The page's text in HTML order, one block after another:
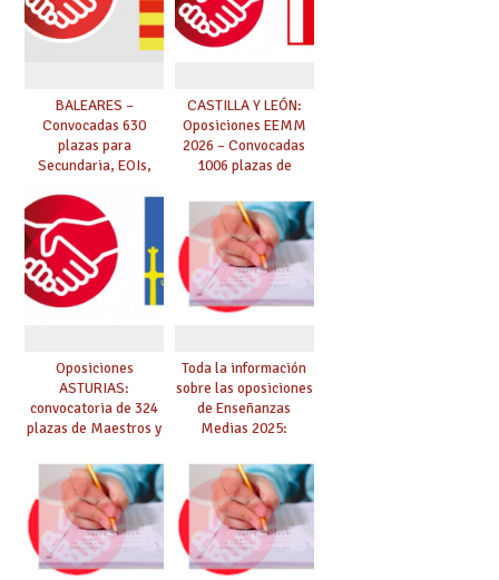
BALEARES –
Convocadas 630
plazas para
Secundaria, EOIs,
Conservatorios y FP
CASTILLA Y LEÓN:
Oposiciones EEMM
2026 – Convocadas
1006 plazas de
Conservatorios
(solicitudes del 15 de
enero al 4 de febrero)
Oposiciones
ASTURIAS:
convocatoria de 324
plazas de Maestros y
Catedráticos de
Música y Artes
Escénicas
Toda la información
sobre las oposiciones
de Enseñanzas
Medias 2025:
DEFINITIVO DE
ASPIRANTES
SELECCIONADOS